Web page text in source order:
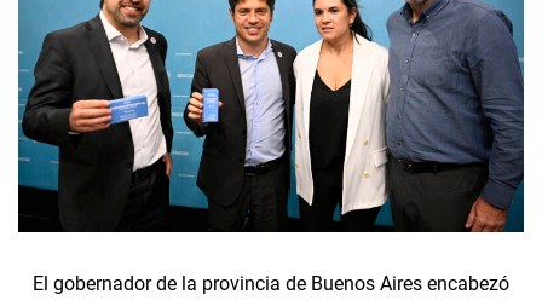
El gobernador de la provincia de Buenos Aires encabezó